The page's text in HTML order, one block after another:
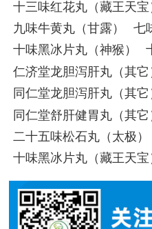
十三味红花丸（藏王天宝
九味牛黄丸（甘露）
七
十味黑冰片丸（神猴）
仁济堂龙胆泻肝丸（其它
同仁堂龙胆泻肝丸（其它
同仁堂舒肝健胃丸（其它
二十五味松石丸（太极）
十味黑冰片丸（藏王天宝